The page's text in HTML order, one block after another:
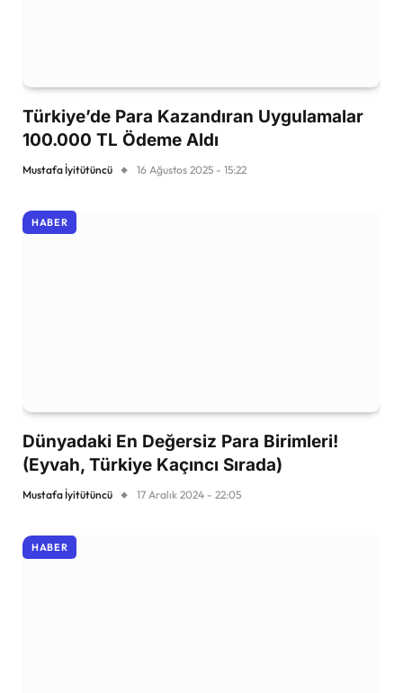
Türkiye’de Para Kazandıran Uygulamalar
100.000 TL Ödeme Aldı
Mustafa İyitütüncü 16 Ağustos 2025 - 15:22
HABER
Dünyadaki En Değersiz Para Birimleri!
(Eyvah, Türkiye Kaçıncı Sırada)
Mustafa İyitütüncü 17 Aralık 2024 - 22:05
HABER